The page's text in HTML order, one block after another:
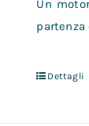
Un
Dettagli